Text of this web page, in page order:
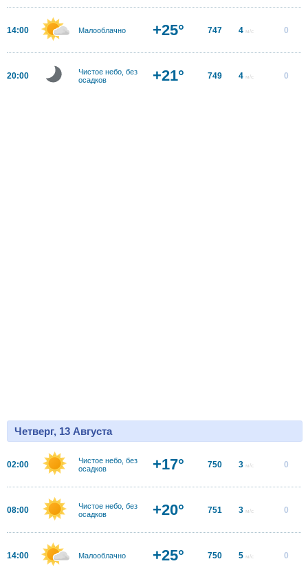
14:00 Малооблачно +25° 747 4 м/с 0
20:00
Чистое небо, без
осадков
+21° 749 4 м/с 0
Четверг, 13 Августа
02:00
Чистое небо, без
осадков
+17° 750 3 м/с 0
08:00
Чистое небо, без
осадков
+20° 751 3 м/с 0
14:00 Малооблачно +25° 750 5 м/с 0